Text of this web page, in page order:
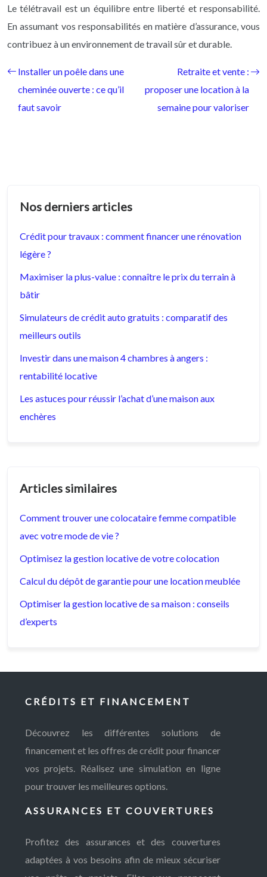
Le télétravail est un équilibre entre liberté et responsabilité.
En assumant vos responsabilités en matière d’assurance, vous
contribuez à un environnement de travail sûr et durable.
Installer un poêle dans une
cheminée ouverte : ce qu’il
faut savoir
Retraite et vente :
proposer une location à la
semaine pour valoriser
Nos derniers articles
Crédit pour travaux : comment financer une rénovation
légère ?
Maximiser la plus-value : connaître le prix du terrain à
bâtir
Simulateurs de crédit auto gratuits : comparatif des
meilleurs outils
Investir dans une maison 4 chambres à angers :
rentabilité locative
Les astuces pour réussir l’achat d’une maison aux
enchères
Articles similaires
Comment trouver une colocataire femme compatible
avec votre mode de vie ?
Optimisez la gestion locative de votre colocation
Calcul du dépôt de garantie pour une location meublée
Optimiser la gestion locative de sa maison : conseils
d’experts
CRÉDITS ET FINANCEMENT
Découvrez les différentes solutions de
financement et les offres de crédit pour financer
vos projets. Réalisez une simulation en ligne
pour trouver les meilleures options.
ASSURANCES ET COUVERTURES
Profitez des assurances et des couvertures
adaptées à vos besoins afin de mieux sécuriser